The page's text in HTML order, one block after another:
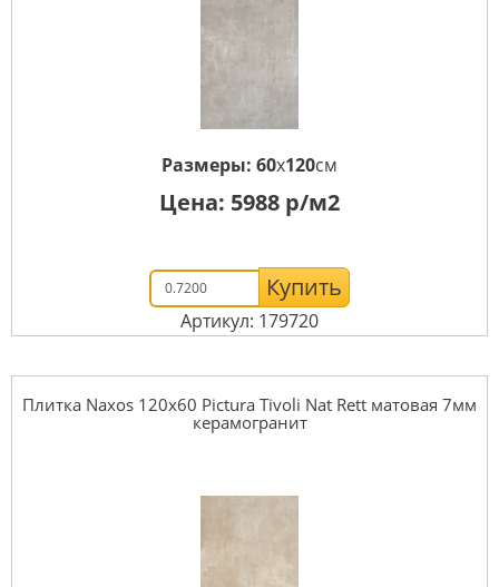
Размеры: 60x120см
Цена: 5988 р/м2
Купить
Артикул: 179720
Плитка Naxos 120x60 Pictura Tivoli Nat Rett матовая 7мм
керамогранит